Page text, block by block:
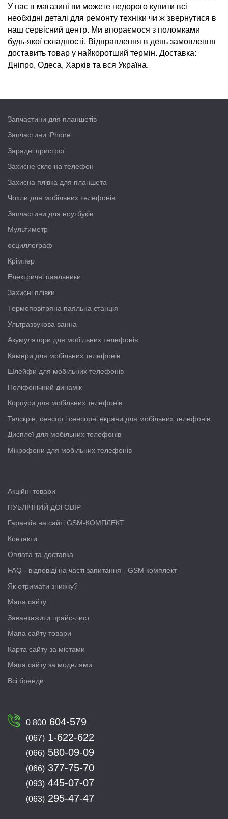
У нас в магазині ви можете недорого купити всі
необхідні деталі для ремонту техніки чи ж звернутися в
наш сервісний центр. Ми впораємося з поломками
будь-якої складності. Відправлення в день замовлення
доставить товар у найкоротший термін. Доставка:
Дніпро, Одеса, Харків та вся Україна.
Запчастини для планшетів
Запчастини iPhone
Зарядні пристрої
Захисне скло на телефон
Захисна плівка для планшета
Чохли для мобільних телефонів
Запчастини для ноутбуків
Мультиметр
осциллограф
Крімпер
Електричні паяльники
Захисні плівки
Термоповітряна паяльна станція
Ультразвукова ванна
Акумулятори для мобільних телефонів
Камери для мобільних телефонів
Шлейфи для мобільних телефонів
Поліфонічний динамік
Корпуси для мобільних телефонів
Тачскрін, сенсор і сенсорні екрани для мобільних телефонів
Дисплеї для мобільних телефонів
Мікрофони для мобільних телефонів
Акційні товари
ПУБЛІЧНИЙ ДОГОВІР
Гарантія на сайті GSM-КОМПЛЕКТ
Контакти
Оплата та доставка
FAQ - відповіді на часті запитання - GSM комплект
Як отримати знижку?
Мапа сайту
Завантажити прайс-лист
Мапа сайту товари
Карта сайту за містами
Мапа сайту за моделями
Всі бренди
0 800 604-579
(067) 1-622-622
(066) 580-09-09
(066) 377-75-70
(093) 445-07-07
(063) 295-47-47